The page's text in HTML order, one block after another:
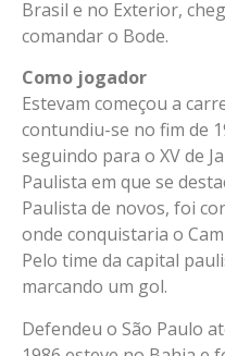
Brasil e no Exterior,
comandar o Bode.
Como jogador
Estevam começou a
contundiu-se no fim de
seguindo para o XV de
Paulista em que se
Paulista de novos, foi
onde conquistaria o
Pelo time da capital
marcando um gol.
Defendeu o São Paulo